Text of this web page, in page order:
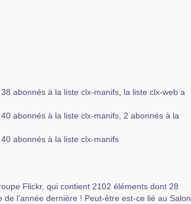
abonnés à la liste clx-manifs, la liste clx-web a
abonnés à la liste clx-manifs, 2 abonnés à la
abonnés à la liste clx-manifs
Flickr, qui contient 2102 éléments dont 28
l’année dernière ! Peut-être est-ce lié au Salon